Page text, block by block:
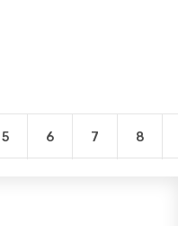
5 6 7 8